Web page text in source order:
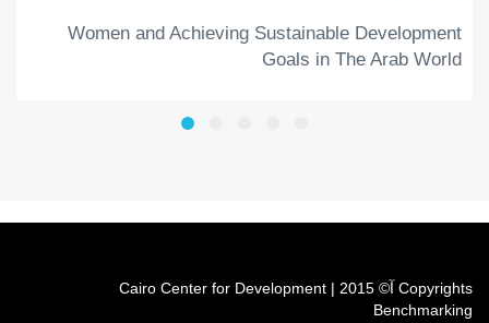
Women and Achieving Sustainable Development
Goals in The Arab World
Copyrights آ© 2015 | Cairo Center for Development
Benchmarking